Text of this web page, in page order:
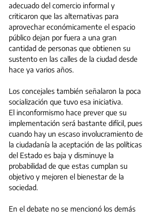
adecuado del comercio informal y
criticaron que las alternativas para
aprovechar económicamente el espacio
público dejan por fuera a una gran
cantidad de personas que obtienen su
sustento en las calles de la ciudad desde
hace ya varios años.
Los concejales también señalaron la poca
socialización que tuvo esa iniciativa.
El inconformismo hace prever que su
implementación será bastante difícil, pues
cuando hay un escaso involucramiento de
la ciudadanía la aceptación de las políticas
del Estado es baja y disminuye la
probabilidad de que estas cumplan su
objetivo y mejoren el bienestar de la
sociedad.
En el debate no se mencionó los demás